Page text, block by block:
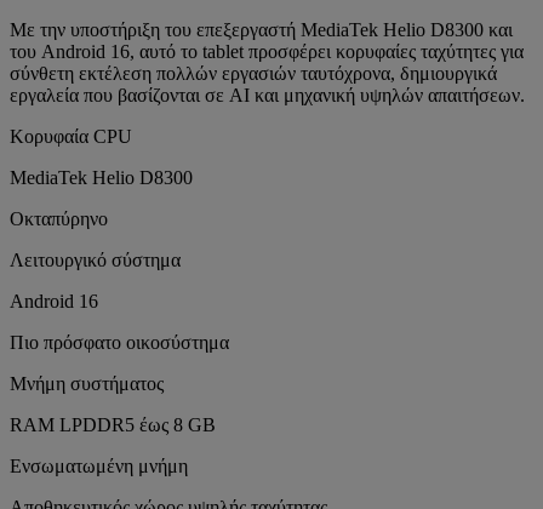
Με την υποστήριξη του επεξεργαστή MediaTek Helio D8300 και
του Android 16, αυτό το tablet προσφέρει κορυφαίες ταχύτητες για
σύνθετη εκτέλεση πολλών εργασιών ταυτόχρονα, δημιουργικά
εργαλεία που βασίζονται σε AI και μηχανική υψηλών απαιτήσεων.
Κορυφαία CPU
MediaTek Helio D8300
Οκταπύρηνο
Λειτουργικό σύστημα
Android 16
Πιο πρόσφατο οικοσύστημα
Μνήμη συστήματος
RAM LPDDR5 έως 8 GB
Ενσωματωμένη μνήμη